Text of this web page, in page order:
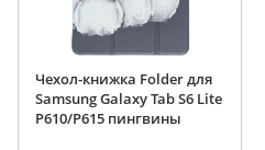
Чехол-книжка Folder для
Samsung Galaxy Tab S6 Lite
P610/P615 пингвины